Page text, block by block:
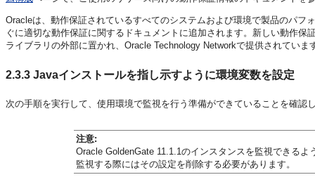
Oracleは、動作保証されているすべてのシステムおよび環境で製品のパ
ぐに適切な動作保証に関するドキュメントに追加されます。新しい動作
ライブラリの外部に置かれ、Oracle Technology Networkで提供されていま
2.3.3 Javaインストールを指し示すように環境変数を設定
次の手順を実行して、使用環境で監視を行う準備ができていることを確認
注意:
Oracle GoldenGate 11.1.1のインスタンスを監視できるよ
監視する際にはその設定を削除する必要があります。